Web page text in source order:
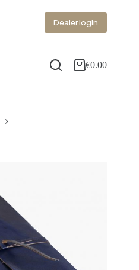
Dealer login
€0.00